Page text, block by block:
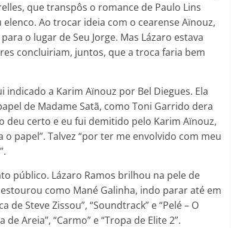
que transpôs o romance de Paulo Lins
Ao trocar ideia com o cearense Aïnouz,
o lugar de Seu Jorge. Mas Lázaro estava
concluiriam, juntos, que a troca faria bem
indicado a Karim Aïnouz por Bel Diegues. Ela
de Madame Satã, como Toni Garrido dera
deu certo e eu fui demitido pelo Karim Aïnouz,
papel”. Talvez “por ter me envolvido com meu
público. Lázaro Ramos brilhou na pele de
como Mané Galinha, indo parar até em
Steve Zissou”, “Soundtrack” e “Pelé – O
Areia”, “Carmo” e “Tropa de Elite 2”.